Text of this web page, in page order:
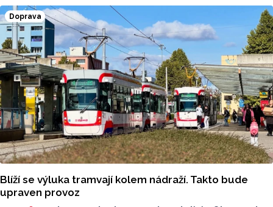
Doprava
Blíží se výluka tramvají kolem nádraží. Takto bude
upraven provoz